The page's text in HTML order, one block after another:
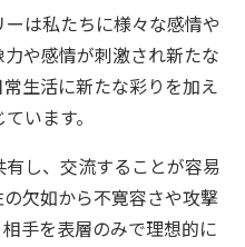
は私たちに様々な感情や
や感情が刺激され新たな
生活に新たな彩りを加え
います。
し、交流することが容易
欠如から不寛容さや攻撃
手を表層のみで理想的に